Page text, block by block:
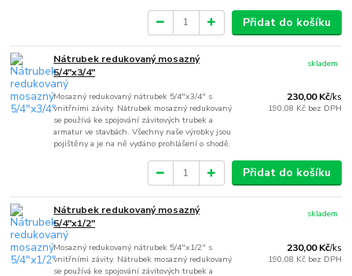
Přidat do košíku
Nátrubek redukovaný mosazný
5/4"x3/4"
Mosazný redukovaný nátrubek 5/4"x3/4" s
vnitřními závity. Nátrubek mosazný redukovaný
se používá ke spojování závitových trubek a
armatur ve stavbách. Všechny naše výrobky jsou
pojištěny a je na ně vydáno prohlášení o shodě.
230,00 Kč/ks
190,08 Kč bez DPH
skladem
Přidat do košíku
Nátrubek redukovaný mosazný
5/4"x1/2"
Mosazný redukovaný nátrubek 5/4"x1/2" s
vnitřními závity. Nátrubek mosazný redukovaný
se používá ke spojování závitových trubek a
230,00 Kč/ks
190,08 Kč bez DPH
skladem